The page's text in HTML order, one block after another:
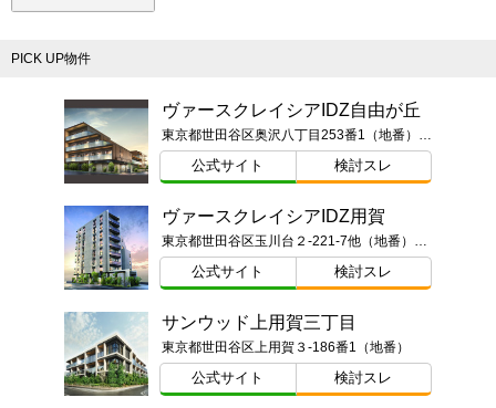
PICK UP物件
ヴァースクレイシアIDZ自由が丘
東京都世田谷区奥沢八丁目253番1（地番）東京都世田谷区奥沢八丁目1番23-○○○号（住居表示）
公式サイト 検討スレ
ヴァースクレイシアIDZ用賀
東京都世田谷区玉川台２-221-7他（地番）ほか
公式サイト 検討スレ
サンウッド上用賀三丁目
東京都世田谷区上用賀３-186番1（地番）
公式サイト 検討スレ